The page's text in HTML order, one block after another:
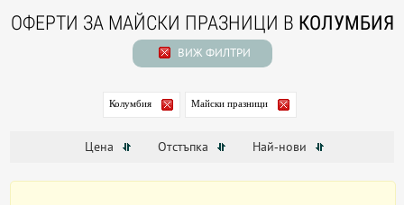
ОФЕРТИ ЗА МАЙСКИ ПРАЗНИЦИ В КОЛУМБИЯ
ВИЖ ФИЛТРИ
Колумбия Майски празници
Цена Отстъпка Най-нови